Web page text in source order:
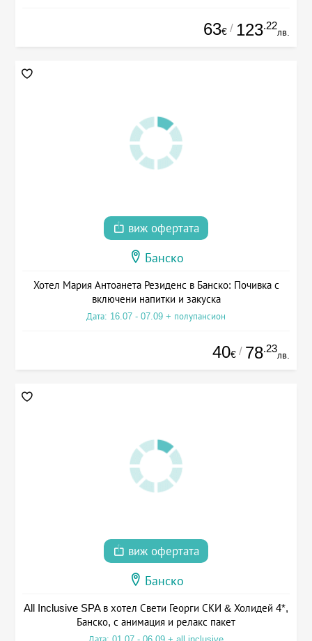
63€ / 123.22
лв.
виж офертата
Банско
Хотел Мария Антоанета Резиденс в Банско: Почивка с
включени напитки и закуска
Дата: 16.07 - 07.09 + полупансион
40€ / 78.23
лв.
виж офертата
Банско
All Inclusive SPA в хотел Свети Георги СКИ & Холидей 4*,
Банско, с анимация и релакс пакет